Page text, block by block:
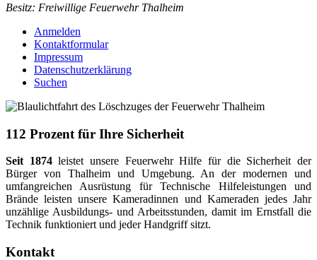
Besitz: Freiwillige Feuerwehr Thalheim
Anmelden
Kontaktformular
Impressum
Datenschutzerklärung
Suchen
112 Prozent für Ihre Sicherheit
Seit 1874leistet unsere Feuerwehr Hilfe für die Sicherheit der
Bürger von Thalheim und Umgebung. An der modernen und
umfangreichen Ausrüstung für Technische Hilfeleistungen und
Brände leisten unsere Kameradinnen und Kameraden jedes Jahr
unzählige Ausbildungs- und Arbeitsstunden, damit im Ernstfall die
Technik funktioniert und jeder Handgriff sitzt.
Kontakt